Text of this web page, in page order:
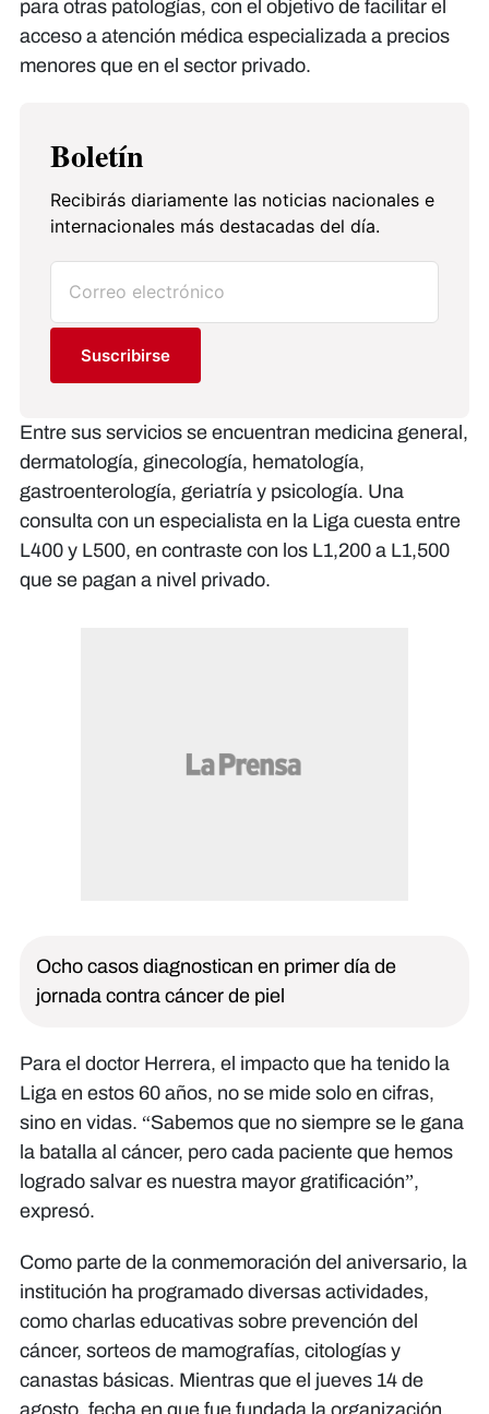
para otras patologías, con el objetivo de facilitar el
acceso a atención médica especializada a precios
menores que en el sector privado.
Boletín
Recibirás diariamente las noticias nacionales e
internacionales más destacadas del día.
Suscribirse
Entre sus servicios se encuentran medicina general,
dermatología, ginecología, hematología,
gastroenterología, geriatría y psicología. Una
consulta con un especialista en la Liga cuesta entre
L400 y L500, en contraste con los L1,200 a L1,500
que se pagan a nivel privado.
Ocho casos diagnostican en primer día de
jornada contra cáncer de piel
Para el doctor Herrera, el impacto que ha tenido la
Liga en estos 60 años, no se mide solo en cifras,
sino en vidas. “Sabemos que no siempre se le gana
la batalla al cáncer, pero cada paciente que hemos
logrado salvar es nuestra mayor gratificación”,
expresó.
Como parte de la conmemoración del aniversario, la
institución ha programado diversas actividades,
como charlas educativas sobre prevención del
cáncer, sorteos de mamografías, citologías y
canastas básicas. Mientras que el jueves 14 de
agosto, fecha en que fue fundada la organización,